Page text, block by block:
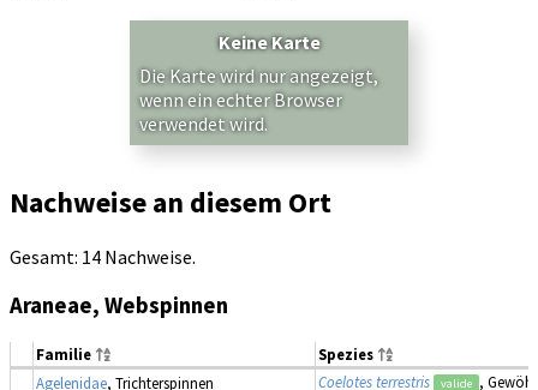
Keine Karte
Die Karte wird nur angezeigt,
wenn ein echter Browser
verwendet wird.
Nachweise an diesem Ort
Gesamt: 14 Nachweise.
Araneae, Webspinnen
Familie
Spezies
Agelenidae, Trichterspinnen Coelotes terrestris valide ,